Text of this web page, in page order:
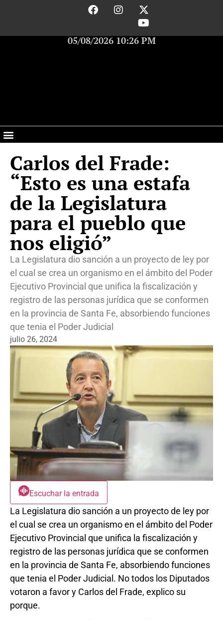
05/08/2026 10:26 PM
Carlos del Frade:
“Esto es una estafa
de la Legislatura
para el pueblo que
nos eligió”
La Legislatura dio sanción a un proyecto de ley por
el cual se crea un organismo en el ámbito del Poder
Ejecutivo Provincial que unifica la fiscalización y
registro de las personas jurídica que se conformen
en la provincia de Santa Fe, absorbiendo funciones
que tenia el Poder Judicial
julio 26, 2024
Escuchar la entrada
La Legislatura dio sanción a un proyecto de ley por
el cual se crea un organismo en el ámbito del Poder
Ejecutivo Provincial que unifica la fiscalización y
registro de las personas jurídica que se conformen
en la provincia de Santa Fe, absorbiendo funciones
que tenia el Poder Judicial. No todos los Diputados
votaron a favor y Carlos del Frade, explico su
porque.